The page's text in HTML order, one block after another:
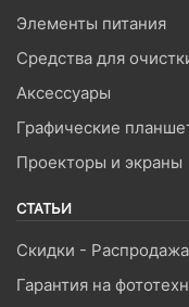
Элементы питания
Средства для
Аксессуары
Графические
Проекторы и экраны
СТАТЬИ
Скидки -
Гарантия на